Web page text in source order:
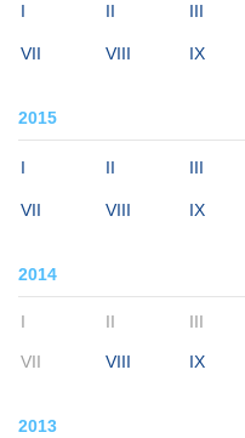
I II III
VII VIII IX
2015
I II III
VII VIII IX
2014
I II III
VII VIII IX
2013